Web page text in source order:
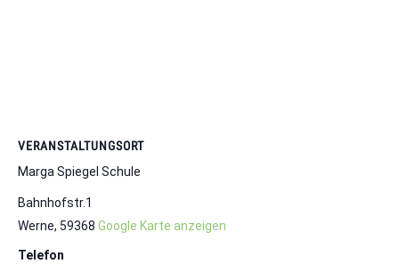
VERANSTALTUNGSORT
Marga Spiegel Schule
Bahnhofstr.1
Werne, 59368 Google Karte anzeigen
Telefon